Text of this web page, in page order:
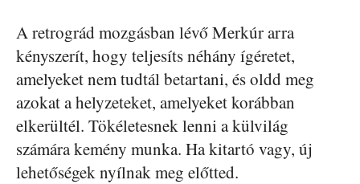
A retrográd mozgásban lévő Merkúr arra
kényszerít, hogy teljesíts néhány ígéretet,
amelyeket nem tudtál betartani, és oldd meg
azokat a helyzeteket, amelyeket korábban
elkerültél. Tökéletesnek lenni a külvilág
számára kemény munka. Ha kitartó vagy, új
lehetőségek nyílnak meg előtted.